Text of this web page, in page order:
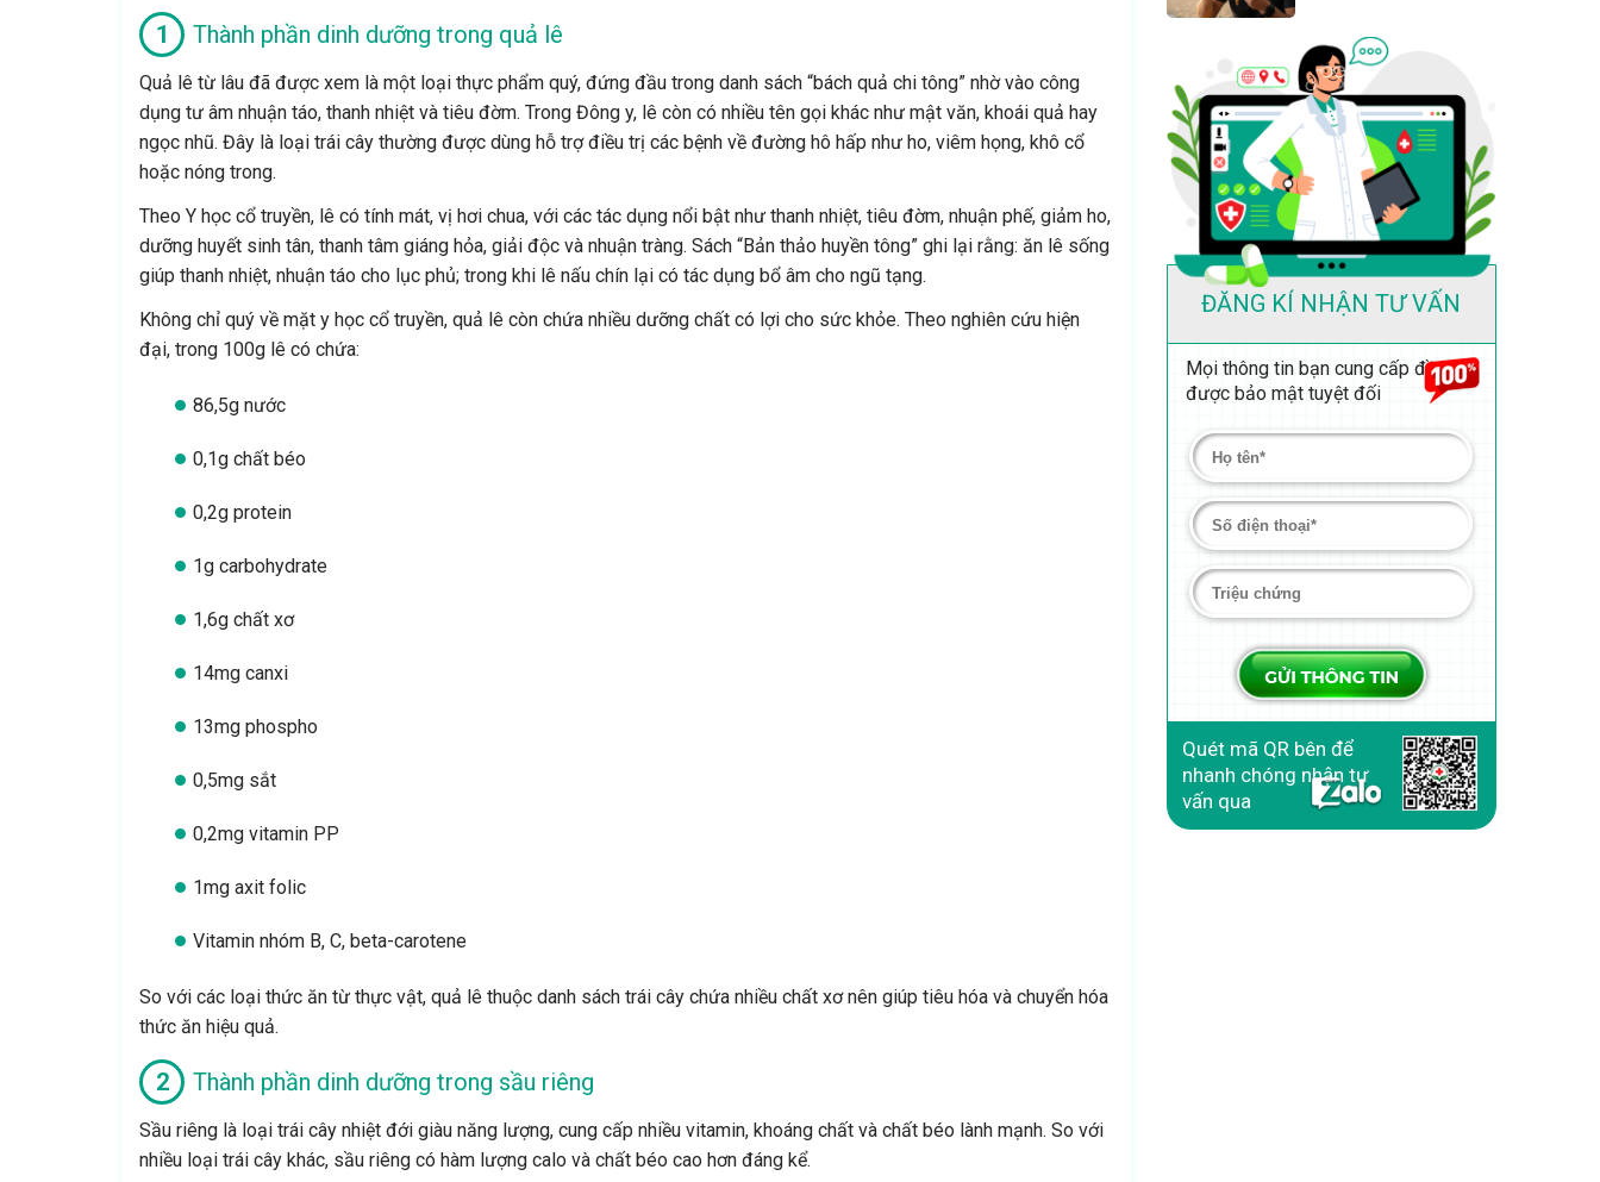
Thành phần dinh dưỡng trong quả lê
Quả lê từ lâu đã được xem là một loại thực phẩm quý, đứng đầu trong danh sách “bách quả chi tông” nhờ vào công
dụng tư âm nhuận táo, thanh nhiệt và tiêu đờm. Trong Đông y, lê còn có nhiều tên gọi khác như mật văn, khoái quả hay
ngọc nhũ. Đây là loại trái cây thường được dùng hỗ trợ điều trị các bệnh về đường hô hấp như ho, viêm họng, khô cổ
hoặc nóng trong.
Theo Y học cổ truyền, lê có tính mát, vị hơi chua, với các tác dụng nổi bật như thanh nhiệt, tiêu đờm, nhuận phế, giảm ho,
dưỡng huyết sinh tân, thanh tâm giáng hỏa, giải độc và nhuận tràng. Sách “Bản thảo huyền tông” ghi lại rằng: ăn lê sống
giúp thanh nhiệt, nhuận táo cho lục phủ; trong khi lê nấu chín lại có tác dụng bổ âm cho ngũ tạng.
Không chỉ quý về mặt y học cổ truyền, quả lê còn chứa nhiều dưỡng chất có lợi cho sức khỏe. Theo nghiên cứu hiện
đại, trong 100g lê có chứa:
86,5g nước
0,1g chất béo
0,2g protein
1g carbohydrate
1,6g chất xơ
14mg canxi
13mg phospho
0,5mg sắt
0,2mg vitamin PP
1mg axit folic
Vitamin nhóm B, C, beta-carotene
So với các loại thức ăn từ thực vật, quả lê thuộc danh sách trái cây chứa nhiều chất xơ nên giúp tiêu hóa và chuyển hóa
thức ăn hiệu quả.
Thành phần dinh dưỡng trong sầu riêng
Sầu riêng là loại trái cây nhiệt đới giàu năng lượng, cung cấp nhiều vitamin, khoáng chất và chất béo lành mạnh. So với
nhiều loại trái cây khác, sầu riêng có hàm lượng calo và chất béo cao hơn đáng kể.
ĐĂNG KÍ NHẬN TƯ VẤN
Mọi thông tin bạn cung cấp đều
được bảo mật tuyệt đối
Quét mã QR bên để
nhanh chóng nhận tư
vấn qua